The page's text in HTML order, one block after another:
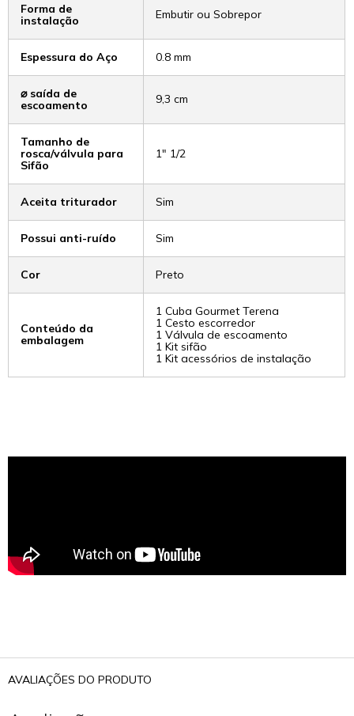
Forma de
instalação
Embutir ou Sobrepor
Espessura do Aço 0.8 mm
⌀ saída de
escoamento
9,3 cm
Tamanho de
rosca/válvula para
Sifão
1" 1/2
Aceita triturador Sim
Possui anti-ruído Sim
Cor Preto
Conteúdo da
embalagem
1 Cuba Gourmet Terena
1 Cesto escorredor
1 Válvula de escoamento
1 Kit sifão
1 Kit acessórios de instalação
AVALIAÇÕES DO PRODUTO